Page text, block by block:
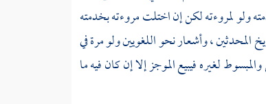
ولو لمروءته لكن إن اختلت مروءته بخدمته
المحدثين ، وأشعار نحو اللغويين ولو مرة في
لغيره فيبيع الموجز إلا إن كان فيه ما